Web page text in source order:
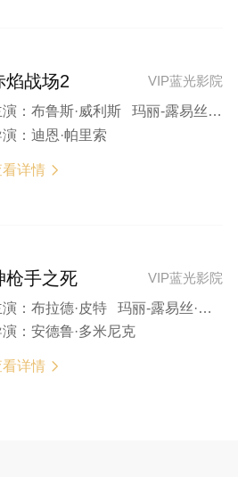
VIP蓝光影院
焰战场2
： 布鲁斯·威利斯 玛丽-露易丝·帕克 凯瑟琳·泽塔-琼斯 海伦·米伦 安东尼·霍普金斯
： 迪恩·帕里索
看详情 
VIP蓝光影院
枪手之死
： 布拉德·皮特 玛丽-露易丝·帕克 布鲁克琳·普劳克斯 达斯汀·博林格 卡西·阿弗莱克
： 安德鲁·多米尼克
看详情 